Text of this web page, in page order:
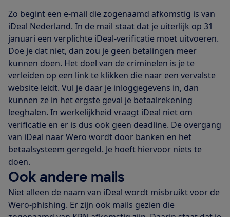
Zo begint een e-mail die zogenaamd afkomstig is van
iDeal Nederland. In de mail staat dat je uiterlijk op 31
januari een verplichte iDeal-verificatie moet uitvoeren.
Doe je dat niet, dan zou je geen betalingen meer
kunnen doen. Het doel van de criminelen is je te
verleiden op een link te klikken die naar een vervalste
website leidt. Vul je daar je inloggegevens in, dan
kunnen ze in het ergste geval je betaalrekening
leeghalen. In werkelijkheid vraagt iDeal niet om
verificatie en er is dus ook geen deadline. De overgang
van iDeal naar Wero wordt door banken en het
betaalsysteem geregeld. Je hoeft hiervoor niets te
doen.
Ook andere mails
Niet alleen de naam van iDeal wordt misbruikt voor de
Wero-phishing. Er zijn ook mails gezien die